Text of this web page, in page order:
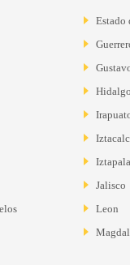
Estado
Hidalgo
Jalisco
Leon